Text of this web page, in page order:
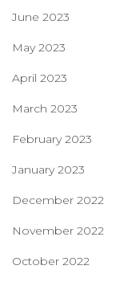
June 2023
May 2023
April 2023
March 2023
February 2023
January 2023
December 2022
November 2022
October 2022